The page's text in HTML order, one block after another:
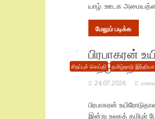
யாழ். ஊடக
மேலும் படிக்க
சிறப்புச் செய்தி தமிழ்நாடு
பிரபாகரன்
நெடுமாறன்
24.07.2026
பிரபாகரன்
இன்று உலகத் தமிழர்